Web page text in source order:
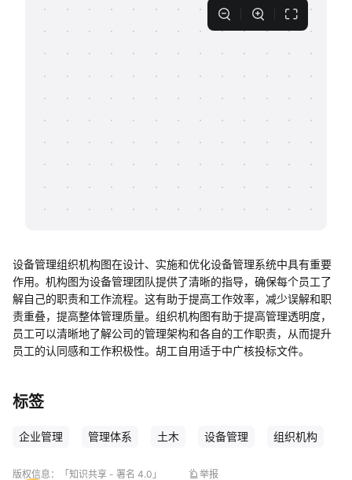
私有化部署
知识分享社区
设备管理组织机构图在设计、实施和优化设备管理系统中具有重要
作用。机构图为设备管理团队提供了清晰的指导，确保每个员工了
解自己的职责和工作流程。这有助于提高工作效率，减少误解和职
责重叠，提高整体管理质量。组织机构图有助于提高管理透明度，
员工可以清晰地了解公司的管理架构和各自的工作职责，从而提升
员工的认同感和工作积极性。胡工自用适于中广核投标文件。
标签
企业管理 管理体系 土木 设备管理 组织机构
版权信息： 「知识共享 - 署名 4.0」 举报